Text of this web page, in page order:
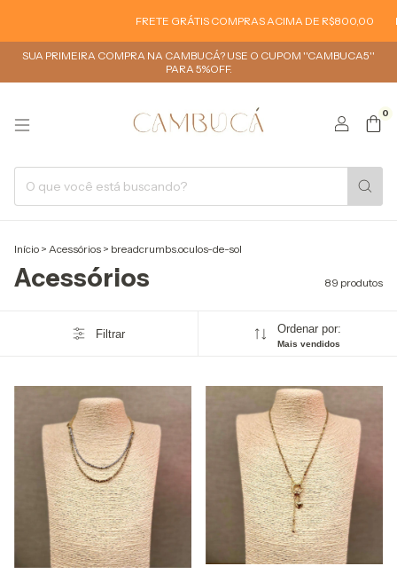
FRETE GRÁTIS COMPRAS ACIMA DE R$800,00 FRETE GRÁTIS
SUA PRIMEIRA COMPRA NA CAMBUCÁ? USE O CUPOM ''CAMBUCA5''
PARA 5%OFF.
0
Início > Acessórios > breadcrumbs.oculos-de-sol
Acessórios 89 produtos
Filtrar Ordenar por:
Mais vendidos